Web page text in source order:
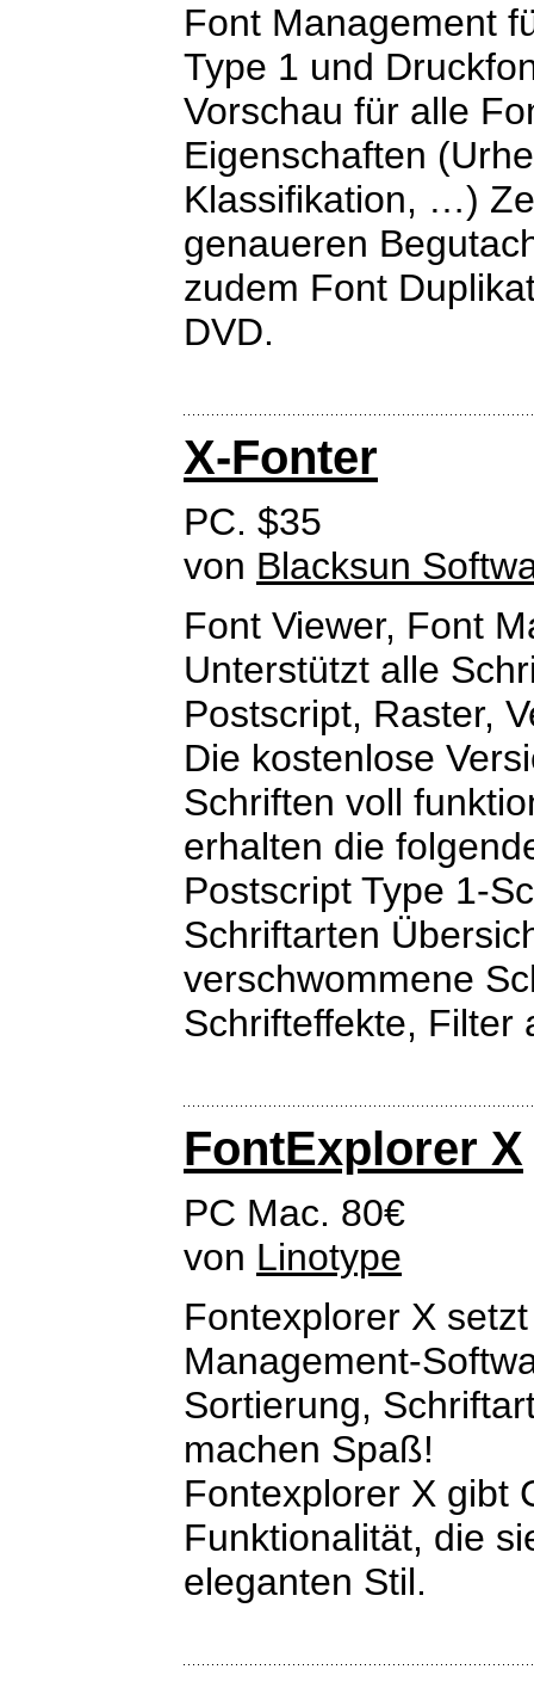
Font Management
Type 1 und
Vorschau für alle
Eigenschaften
Klassifikation, …)
genaueren
zudem Font
DVD.
X-Fonter
PC. $35
von Blacksun
Font Viewer, Font
Unterstützt alle
Postscript, Raster,
Die kostenlose
Schriften voll
erhalten die
Postscript Type 1-
Schriftarten
verschwommene
Schrifteffekte, Filter
FontExplorer X
PC Mac. 80€
von Linotype
Fontexplorer X
Management-
Sortierung,
machen Spaß!
Fontexplorer X gibt
Funktionalität, die
eleganten Stil.